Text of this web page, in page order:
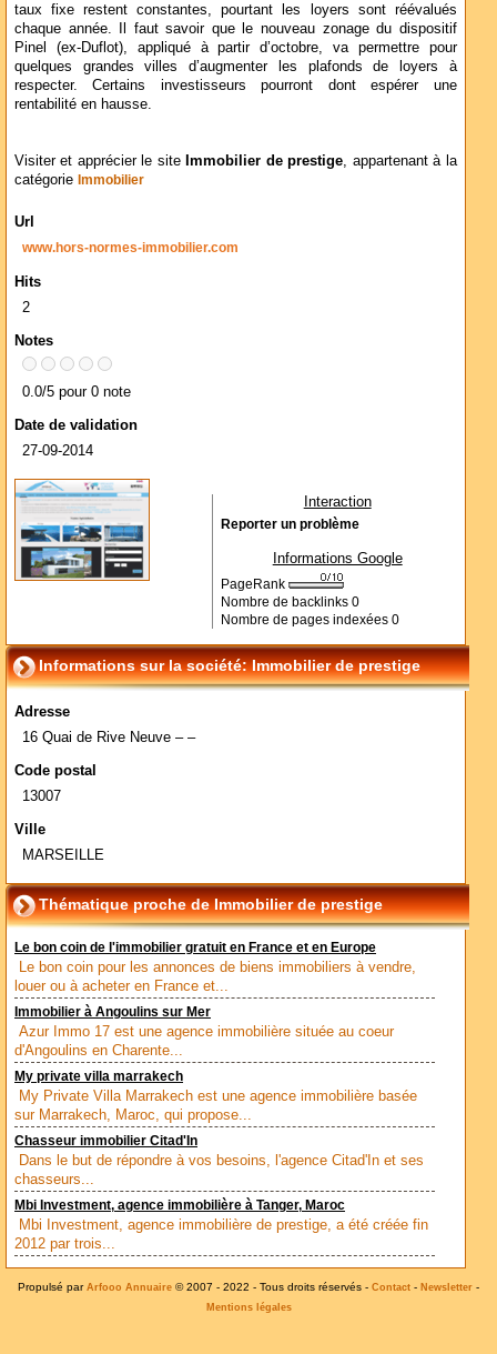
taux fixe restent constantes, pourtant les loyers sont réévalués
chaque année. Il faut savoir que le nouveau zonage du dispositif
Pinel (ex-Duflot), appliqué à partir d’octobre, va permettre pour
quelques grandes villes d’augmenter les plafonds de loyers à
respecter. Certains investisseurs pourront dont espérer une
rentabilité en hausse.
Visiter et apprécier le site Immobilier de prestige, appartenant à la
catégorie Immobilier
Url
www.hors-normes-immobilier.com
Hits
2
Notes
0.0/5 pour 0 note
Date de validation
27-09-2014
Interaction
Reporter un problème
Informations Google
PageRank
Nombre de backlinks 0
Nombre de pages indexées 0
Informations sur la société: Immobilier de prestige
Adresse
16 Quai de Rive Neuve – –
Code postal
13007
Ville
MARSEILLE
Thématique proche de Immobilier de prestige
Le bon coin de l'immobilier gratuit en France et en Europe
Le bon coin pour les annonces de biens immobiliers à vendre,
louer ou à acheter en France et...
Immobilier à Angoulins sur Mer
Azur Immo 17 est une agence immobilière située au coeur
d'Angoulins en Charente...
My private villa marrakech
My Private Villa Marrakech est une agence immobilière basée
sur Marrakech, Maroc, qui propose...
Chasseur immobilier Citad'In
Dans le but de répondre à vos besoins, l'agence Citad'In et ses
chasseurs...
Mbi Investment, agence immobilière à Tanger, Maroc
Mbi Investment, agence immobilière de prestige, a été créée fin
2012 par trois...
Propulsé par Arfooo Annuaire © 2007 - 2022 - Tous droits réservés - Contact - Newsletter -
Mentions légales